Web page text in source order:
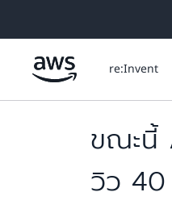
re:Invent
ขณะนี้
วิว 40